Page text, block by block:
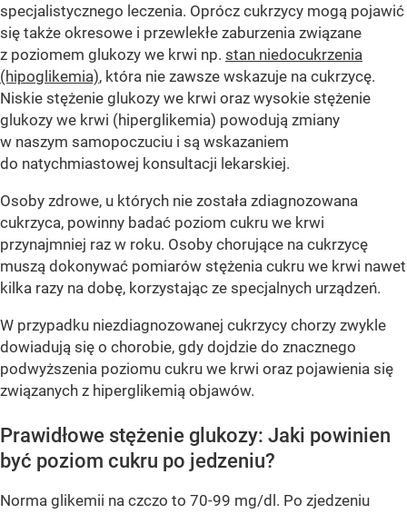
specjalistycznego leczenia. Oprócz cukrzycy mogą pojawić
się także okresowe i przewlekłe zaburzenia związane
z poziomem glukozy we krwi np. stan niedocukrzenia
(hipoglikemia), która nie zawsze wskazuje na cukrzycę.
Niskie stężenie glukozy we krwi oraz wysokie stężenie
glukozy we krwi (hiperglikemia) powodują zmiany
w naszym samopoczuciu i są wskazaniem
do natychmiastowej konsultacji lekarskiej.
Osoby zdrowe, u których nie została zdiagnozowana
cukrzyca, powinny badać poziom cukru we krwi
przynajmniej raz w roku. Osoby chorujące na cukrzycę
muszą dokonywać pomiarów stężenia cukru we krwi nawet
kilka razy na dobę, korzystając ze specjalnych urządzeń.
W przypadku niezdiagnozowanej cukrzycy chorzy zwykle
dowiadują się o chorobie, gdy dojdzie do znacznego
podwyższenia poziomu cukru we krwi oraz pojawienia się
związanych z hiperglikemią objawów.
Prawidłowe stężenie glukozy: Jaki powinien
być poziom cukru po jedzeniu?
Norma glikemii na czczo to 70-99 mg/dl. Po zjedzeniu